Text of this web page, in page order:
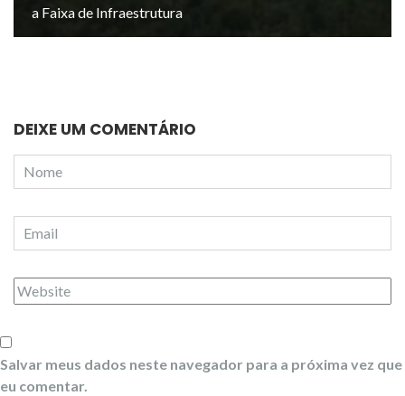
a Faixa de Infraestrutura
DEIXE UM COMENTÁRIO
Salvar meus dados neste navegador para a próxima vez que
eu comentar.